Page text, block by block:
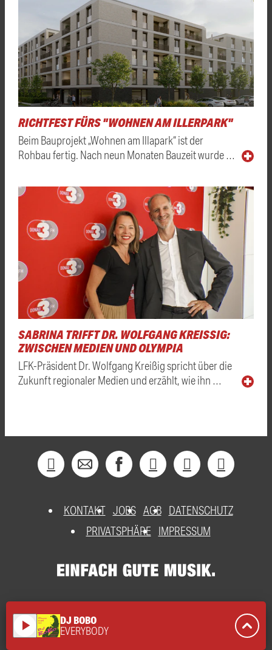
RICHTFEST FÜRS "WOHNEN AM ILLERPARK"
Beim Bauprojekt „Wohnen am Illapark“ ist der
Rohbau fertig. Nach neun Monaten Bauzeit wurde …
SABRINA TRIFFT DR. WOLFGANG KREISSIG: Z
WISCHEN MEDIEN UND OLYMPIA
LFK-Präsident Dr. Wolfgang Kreißig spricht über die
Zukunft regionaler Medien und erzählt, wie ihn …
KONTAKT JOBS AGB DATENSCHUTZ
PRIVATSPHÄRE
IMPRESSUM
play_arrow DJ BOBO
EVERYBODY